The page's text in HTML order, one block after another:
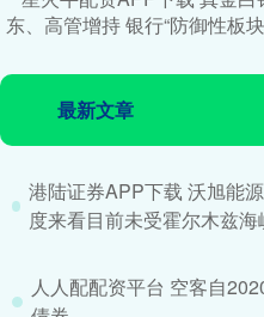
东、高管增持 银行“防御性板
最新文章
港陆证券APP下载 沃旭能
度来看目前未受霍尔木兹
人人配配资平台 空客自